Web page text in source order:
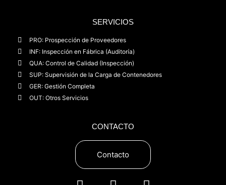
SERVICIOS
PRO: Prospección de Proveedores
INF: Inspección en Fábrica (Auditoría)
QUA: Control de Calidad (Inspección)
SUP: Supervisión de la Carga de Contenedores
GER: Gestión Completa
OUT: Otros Servicios
CONTACTO
Contacto